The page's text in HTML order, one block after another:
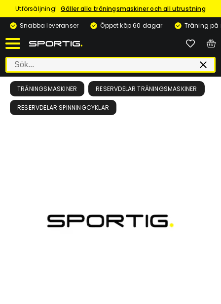
Utförsäljning! Gäller alla träningsmaskiner och all utrustning
Snabba leveranser
Öppet köp 60 dagar Träning på
TRÄNINGSMASKINER RESERVDELAR TRÄNINGSMASKINER
RESERVDELAR SPINNINGCYKLAR